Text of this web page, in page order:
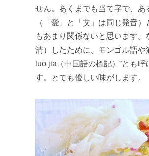
せん。あくまでも当て字で、
（「愛」と「艾」は同じ発音
もあまり関係ないと思います
清）したために、モンゴル語や
luo jia（中国語の標記）”とも
す。とても優しい味がします。